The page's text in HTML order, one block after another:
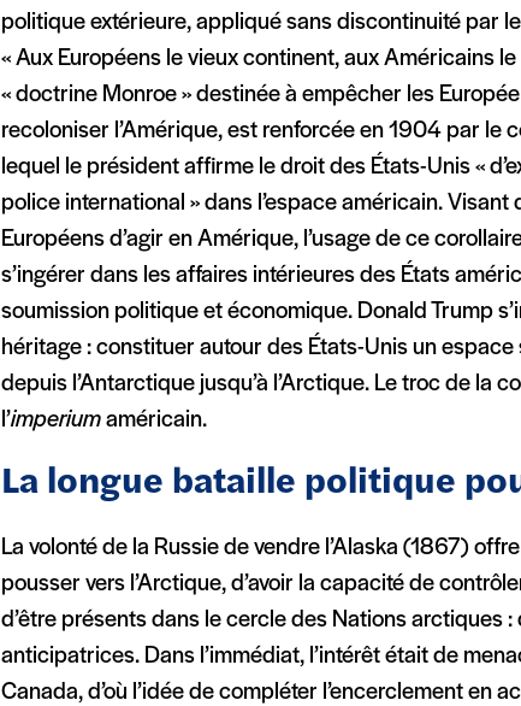
politique extérieure, appliqué sans discontinuité par
« Aux Européens le vieux continent, aux Américains
« doctrine Monroe » destinée à empêcher les
recoloniser l’Amérique, est renforcée en 1904 par le
lequel le président affirme le droit des États-Unis «
police international » dans l’espace américain. Visant
Européens d’agir en Amérique, l’usage de ce
s’ingérer dans les affaires intérieures des États
soumission politique et économique. Donald Trump
héritage : constituer autour des États-Unis un
depuis l’Antarctique jusqu’à l’Arctique. Le troc de la
l’imperium américain.
La longue bataille politique
La volonté de la Russie de vendre l’Alaska (1867)
pousser vers l’Arctique, d’avoir la capacité de
d’être présents dans le cercle des Nations arctiques
anticipatrices. Dans l’immédiat, l’intérêt était de
Canada, d’où l’idée de compléter l’encerclement en